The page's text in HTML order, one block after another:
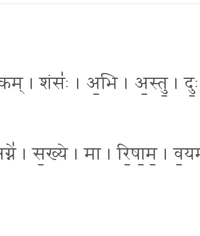
। शंसः॑ । अ॒भि । अ॒स्तु॒ ।
। स॒ख्ये । मा । रि॒षा॒म॒ ।